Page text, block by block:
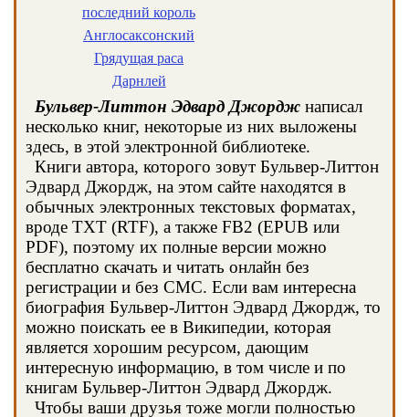
последний король
Англосаксонский
Грядущая раса
Дарнлей
Бульвер-Литтон Эдвард Джордж написал
несколько книг, некоторые из них выложены
здесь, в этой электронной библиотеке.
Книги автора, которого зовут Бульвер-Литтон
Эдвард Джордж, на этом сайте находятся в
обычных электронных текстовых форматах,
вроде TXT (RTF), а также FB2 (EPUB или
PDF), поэтому их полные версии можно
бесплатно скачать и читать онлайн без
регистрации и без СМС. Если вам интересна
биография Бульвер-Литтон Эдвард Джордж, то
можно поискать ее в Википедии, которая
является хорошим ресурсом, дающим
интересную информацию, в том числе и по
книгам Бульвер-Литтон Эдвард Джордж.
Чтобы ваши друзья тоже могли полностью